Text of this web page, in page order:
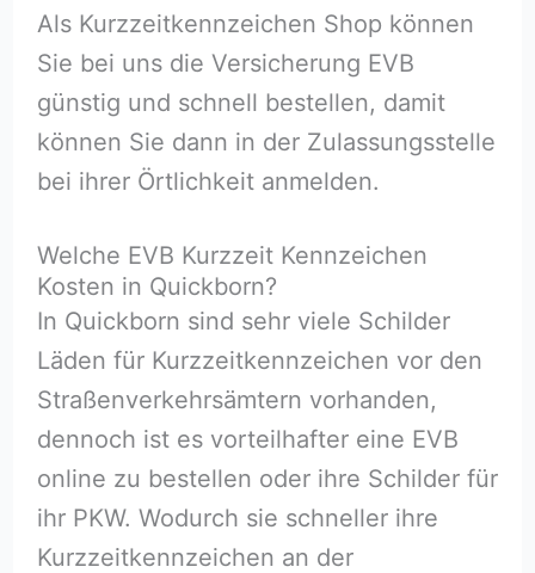
Als Kurzzeitkennzeichen Shop können
Sie bei uns die Versicherung EVB
günstig und schnell bestellen, damit
können Sie dann in der Zulassungsstelle
bei ihrer Örtlichkeit anmelden.
Welche EVB Kurzzeit Kennzeichen
Kosten in Quickborn?
In Quickborn sind sehr viele Schilder
Läden für Kurzzeitkennzeichen vor den
Straßenverkehrsämtern vorhanden,
dennoch ist es vorteilhafter eine EVB
online zu bestellen oder ihre Schilder für
ihr PKW. Wodurch sie schneller ihre
Kurzzeitkennzeichen an der